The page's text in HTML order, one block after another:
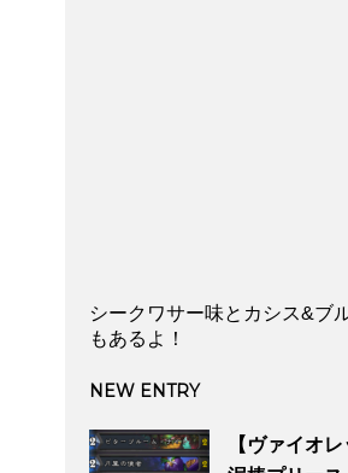
シークワサー味とカシス&ブ
もあるよ！
NEW ENTRY
【ヴァイオレ